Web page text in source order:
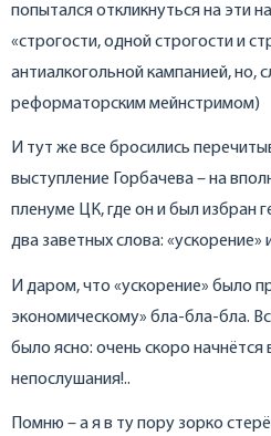
попытался откликнуться на эти
«строгости, одной строгости и
антиалкогольной кампанией, но,
реформаторским мейнстримом)
И тут же все бросились
выступление Горбачева – на
пленуме ЦК, где он и был избран
два заветных слова: «ускорение»
И даром, что «ускорение» было
экономическому» бла-бла-бла.
было ясно: очень скоро начнётся
непослушания!..
Помню – а я в ту пору зорко